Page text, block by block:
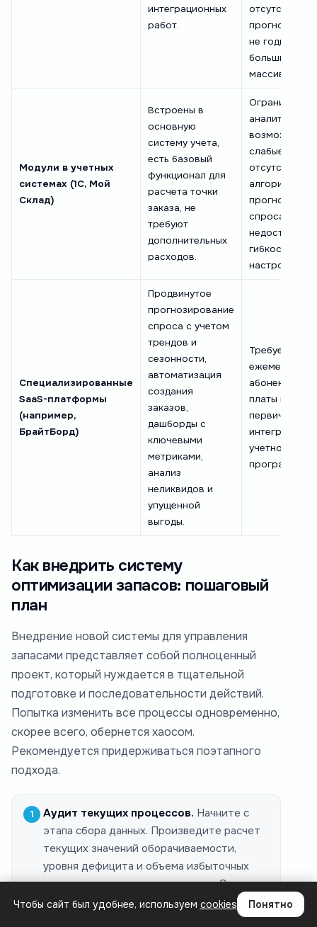
интеграционных
работ.
отсутствие
не годится
больших
массивов
Модули в учетных
системах (1С, Мой
Склад)
Встроены в
основную
систему учета,
есть базовый
функционал для
расчета точки
заказа, не
требуют
дополнительных
расходов.
возможности,
слабые или
алгоритмы
спроса,
гибкость
настроек.
Специализированные
SaaS-платформы
(например,
БрайтБорд)
Продвинутое
прогнозирование
спроса с учетом
трендов и
сезонности,
автоматизация
создания
заказов,
дашборды с
ключевыми
метриками,
анализ
неликвидов и
упущенной
выгоды.
Требует
ежемесячной
абонентской
платы и
первичной
интеграции с
учетной
программой.
Как внедрить систему
оптимизации запасов: пошаговый
план
Внедрение новой системы для управления
запасами представляет собой полноценный
проект, который нуждается в тщательной
подготовке и последовательности действий.
Попытка изменить все процессы одновременно,
скорее всего, обернется хаосом.
Рекомендуется придерживаться поэтапного
подхода.
Аудит текущих процессов. Начните с
этапа сбора данных. Произведите расчет
текущих значений оборачиваемости,
уровня дефицита и объема избыточных
запасов по основным категориям. Это
будет ваша точка «А».
Чтобы сайт был удобнее, используем cookies Понятно